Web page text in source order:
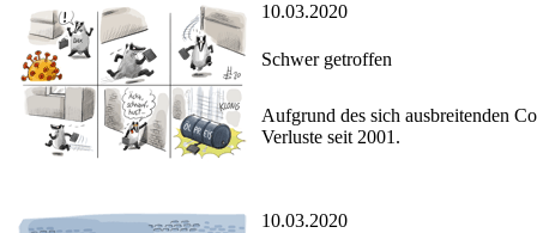
10.03.2020
Schwer getroffen
Aufgrund des sich ausbreitenden
Verluste seit 2001.
10.03.2020